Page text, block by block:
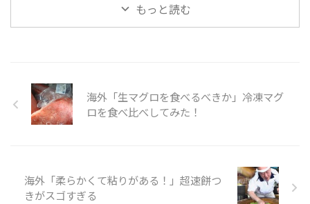
の様子を見てみましょう。 引用
元 ...
産することが可能です。 キャン
ドルには、ろうそくの芯をつける
ておくのもかわいいですし、色違
いで作っても楽しめそうです。 そ
んな「いちごのキャンドル」の様
子を見てみましょう。 引用元：
もっと読む
海外「生マグロを食べるべきか」冷凍マグ
ロを食べ比べしてみた！
海外「柔らかくて粘りがある！」超速餅つ
きがスゴすぎる